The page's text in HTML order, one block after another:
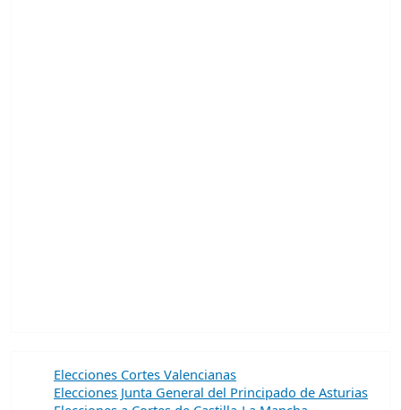
Elecciones Cortes Valencianas
Elecciones Junta General del Principado de Asturias